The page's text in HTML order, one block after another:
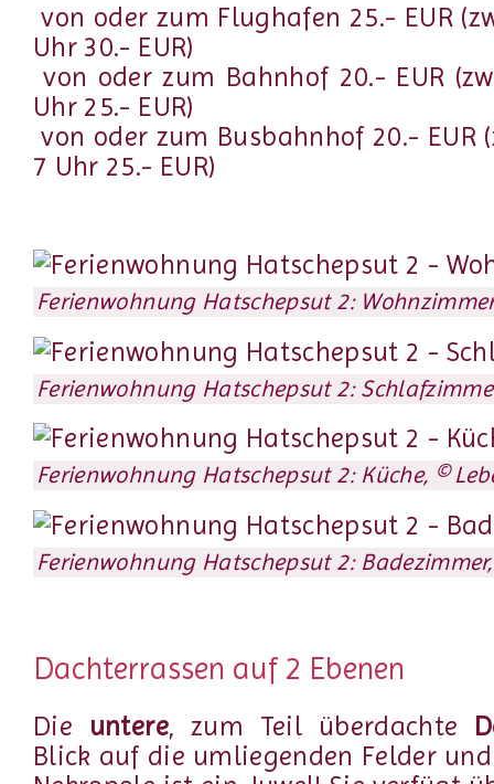
von oder zum Flughafen 25.- EUR
Uhr 30.- EUR)
von oder zum Bahnhof 20.- EUR
Uhr 25.- EUR)
von oder zum Busbahnhof 20.- EUR
7 Uhr 25.- EUR)
Ferienwohnung Hatschepsut 2:
Ferienwohnung Hatschepsut 2:
Ferienwohnung Hatschepsut 2: Küche, ©
Ferienwohnung Hatschepsut 2:
Dachterrassen auf 2 Ebenen
Die untere, zum Teil überdachte
Blick auf die umliegenden Felder